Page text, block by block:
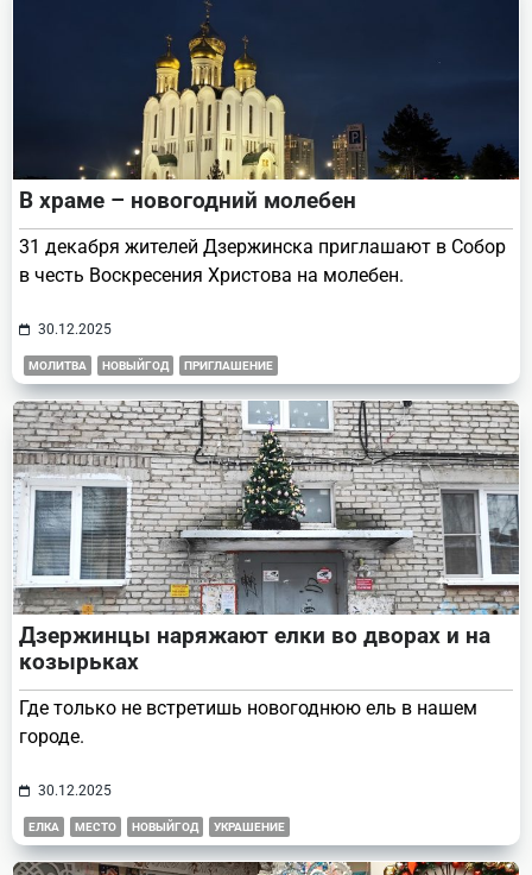
В храме – новогодний молебен
31 декабря жителей Дзержинска приглашают в Собор
в честь Воскресения Христова на молебен.
30.12.2025
МОЛИТВА НОВЫЙГОД ПРИГЛАШЕНИЕ
Дзержинцы наряжают елки во дворах и на
козырьках
Где только не встретишь новогоднюю ель в нашем
городе.
30.12.2025
ЕЛКА МЕСТО НОВЫЙГОД УКРАШЕНИЕ